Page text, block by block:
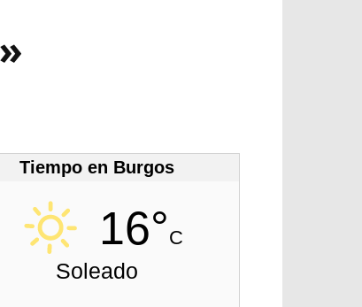
Tiempo en Burgos
16°C
Soleado